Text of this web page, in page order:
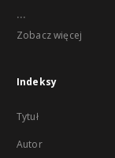
...
Zobacz więcej
Indeksy
Tytuł
Autor